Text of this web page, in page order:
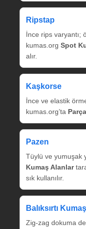
Ripstap
İnce rips varyantı;
kumas.org Spot
alır.
Kaşkorse
İnce ve elastik
kumas.org’ta
Pazen
Tüylü ve yumuşak
Kumaş Alanlar
sık kullanılır.
Balıksırtı Kumaş
Zig‑zag dokuma